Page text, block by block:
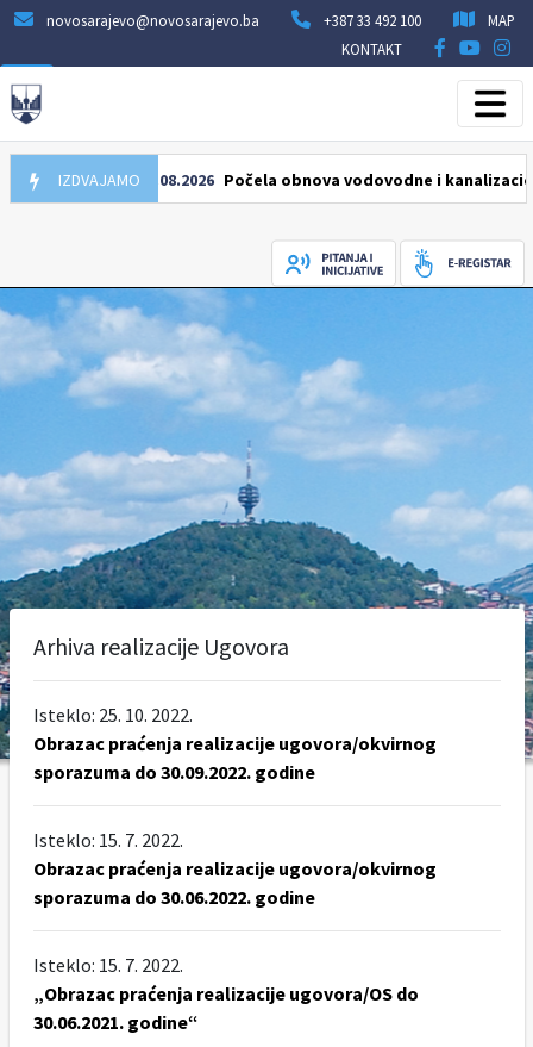
novosarajevo@novosarajevo.ba +387 33 492 100
MAP
KONTAKT
IZDVAJAMO
05.08.2026 Počela obnova vodovodne i kanalizacione
Arhiva realizacije Ugovora
Isteklo: 25. 10. 2022.
Obrazac praćenja realizacije ugovora/okvirnog
sporazuma do 30.09.2022. godine
Isteklo: 15. 7. 2022.
Obrazac praćenja realizacije ugovora/okvirnog
sporazuma do 30.06.2022. godine
Isteklo: 15. 7. 2022.
„Obrazac praćenja realizacije ugovora/OS do
30.06.2021. godine“